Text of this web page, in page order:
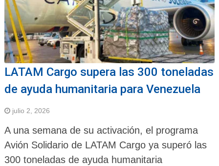
LATAM Cargo supera las 300 toneladas
de ayuda humanitaria para Venezuela
julio 2, 2026
A una semana de su activación, el programa
Avión Solidario de LATAM Cargo ya superó las
300 toneladas de ayuda humanitaria